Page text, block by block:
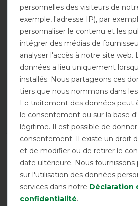
Fermeture
Garantie du fabricant
Conseils de lavage et
Plage de température
personnelles des visiteurs de
exemple, l'adresse IP), par
personnaliser le contenu et les
intégrer des médias de
analyser l'accès à notre site
données a lieu uniquement
installés. Nous partageons ces
tiers que nous nommons dans
Le traitement des données peut
le consentement ou sur la base
légitime. Il est possible de
consentement. Il existe un droit
et de modifier ou de retirer le
date ultérieure. Nous
sur l'utilisation des données
services dans notre Déclaration
confidentialité.